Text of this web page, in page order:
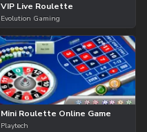
VIP Live Roulette
Evolution Gaming
Mini Roulette Online Game
Playtech